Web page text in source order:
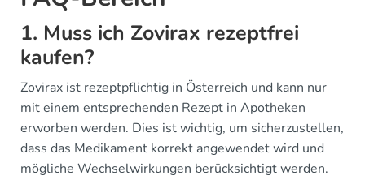
1. Muss ich Zovirax rezeptfrei
kaufen?
Zovirax ist rezeptpflichtig in Österreich und kann nur
mit einem entsprechenden Rezept in Apotheken
erworben werden. Dies ist wichtig, um sicherzustellen,
dass das Medikament korrekt angewendet wird und
mögliche Wechselwirkungen berücksichtigt werden.